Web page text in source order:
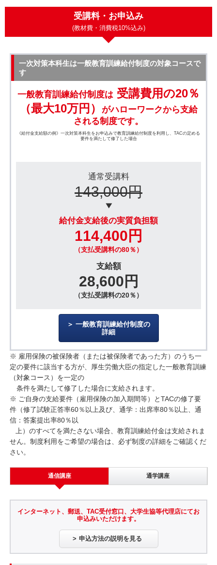
受講料・お申込み
(教材費・消費税10%込み)
一次対策本科生は一般教育訓練給付制度の対象コースで
す
一般教育訓練給付制度は 受講費用の20％
（最大10万円）
がハローワークから支給
される制度です。
《給付金支給額の例》一次対策本科生をお申込みで教育訓練給付制度を利用し、TACの定める
要件を満たして修了した場合
通常受講料
143,000円
給付金支給後の実質負担額
114,400円
（支払受講料の80％）
支給額
28,600円
（支払受講料の20％）
一般教育訓練給付制度の
詳細
※ 雇用保険の被保険者（または被保険者であった方）のうち一
定の要件に該当する方が、厚生労働大臣の指定した一般教育訓練
（対象コース）を一定の
条件を満たして修了した場合に支給されます。
※ ご自身の支給要件（雇用保険の加入期間等）とTACの修了要
件（修了試験正答率60％以上及び、通学：出席率80％以上、通
信：答案提出率80％以
上）のすべてを満たさない場合、教育訓練給付金は支給されま
せん。制度利用をご希望の場合は、必ず制度の詳細をご確認くだ
さい。
通信講座 通学講座
インターネット、郵送、TAC受付窓口、大学生協等代理店にてお
申込みいただけます。
申込方法の説明を見る